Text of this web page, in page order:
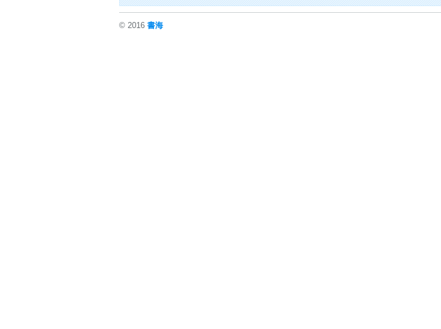
© 2016 書海